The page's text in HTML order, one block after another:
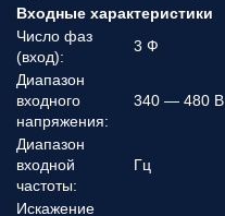
Входные характеристики
Число фаз
(вход):
3 Ф
Диапазон
входного
напряжения:
340 — 480 В
Диапазон
входной
частоты:
Гц
Искажение